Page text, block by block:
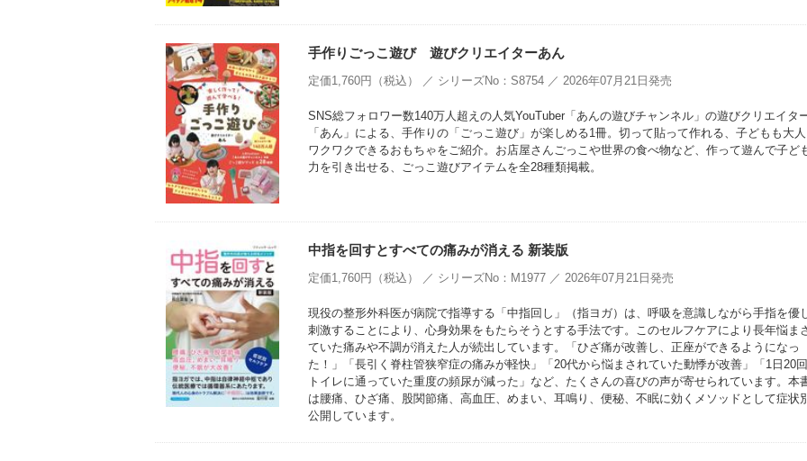
手作りごっこ遊び 遊びクリエイターあん
定価1,760円（税込） ／ シリーズNo：S8754 ／ 2026年07月21日発売
SNS総フォロワー数140万人超えの人気YouTuber「あんの遊びチャンネル」の遊びクリエイタ
「あん」による、手作りの「ごっこ遊び」が楽しめる1冊。切って貼って作れる、子どもも大人
ワクワクできるおもちゃをご紹介。お店屋さんごっこや世界の食べ物など、作って遊んで子ど
力を引き出せる、ごっこ遊びアイテムを全28種類掲載。
中指を回すとすべての痛みが消える 新装版
定価1,760円（税込） ／ シリーズNo：M1977 ／ 2026年07月21日発売
現役の整形外科医が病院で指導する「中指回し」（指ヨガ）は、呼吸を意識しながら手指を優
刺激することにより、心身効果をもたらそうとする手法です。このセルフケアにより長年悩ま
ていた痛みや不調が消えた人が続出しています。「ひざ痛が改善し、正座ができるようになっ
た！」「長引く脊柱管狭窄症の痛みが軽快」「20代から悩まされていた動悸が改善」「1日20
トイレに通っていた重度の頻尿が減った」など、たくさんの喜びの声が寄せられています。本
は腰痛、ひざ痛、股関節痛、高血圧、めまい、耳鳴り、便秘、不眠に効くメソッドとして症状
公開しています。